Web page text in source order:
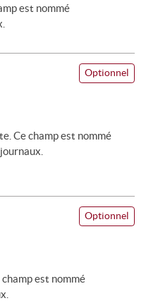
est nommé
Optionnel
Ce champ est nommé
Optionnel
est nommé